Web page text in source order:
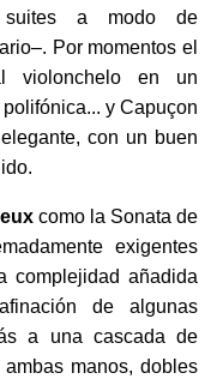
a modo de
Por momentos el
violonchelo en un
y Capuçon
con un buen
como la Sonata de
exigentes
complejidad añadida
de algunas
a una cascada de
ambas manos, dobles